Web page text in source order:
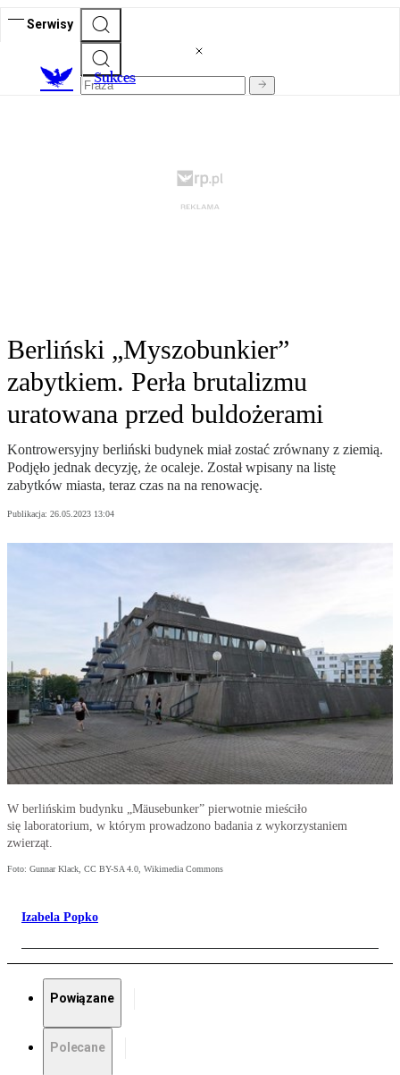
Serwisy
Sukces
Berliński „Myszobunkier”
zabytkiem. Perła brutalizmu
uratowana przed buldożerami
Kontrowersyjny berliński budynek miał zostać zrównany z ziemią.
Podjęło jednak decyzję, że ocaleje. Został wpisany na listę
zabytków miasta, teraz czas na na renowację.
Publikacja: 26.05.2023 13:04
W berlińskim budynku „Mäusebunker” pierwotnie mieściło
się laboratorium, w którym prowadzono badania z wykorzystaniem
zwierząt.
Foto: Gunnar Klack, CC BY-SA 4.0, Wikimedia Commons
Izabela Popko
Powiązane
Polecane